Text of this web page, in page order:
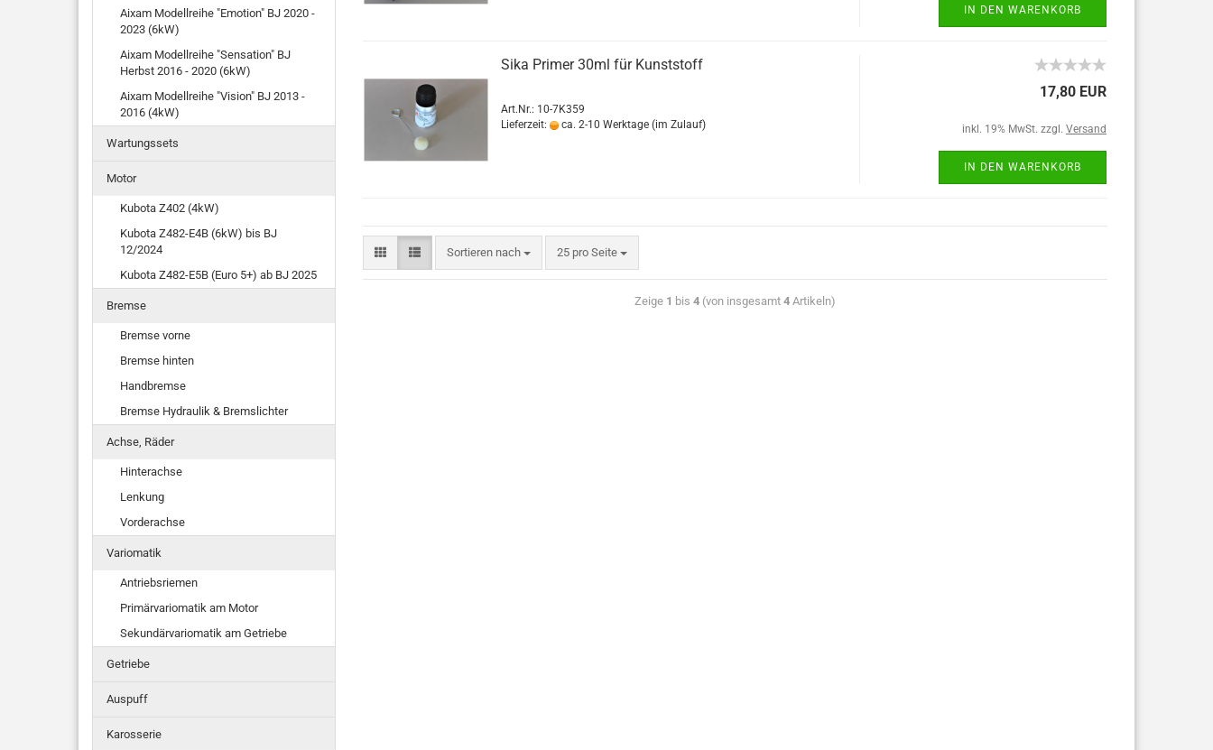
IN DEN WARENKORB
Sika Primer 30ml für Kunststoff
Art.Nr.: 10-7K359
Lieferzeit:
ca. 2-10 Werktage (im Zulauf)
17,80 EUR
inkl. 19% MwSt. zzgl. Versand
IN DEN WARENKORB
Sortieren nach 25 pro Seite
Zeige 1 bis 4 (von insgesamt 4 Artikeln)
Aixam Modellreihe "Emotion" BJ 2020 -
2023 (6kW)
Aixam Modellreihe "Sensation" BJ
Herbst 2016 - 2020 (6kW)
Aixam Modellreihe "Vision" BJ 2013 -
2016 (4kW)
Wartungssets
Motor
Kubota Z402 (4kW)
Kubota Z482-E4B (6kW) bis BJ
12/2024
Kubota Z482-E5B (Euro 5+) ab BJ 2025
Bremse
Bremse vorne
Bremse hinten
Handbremse
Bremse Hydraulik & Bremslichter
Achse, Räder
Hinterachse
Lenkung
Vorderachse
Variomatik
Antriebsriemen
Primärvariomatik am Motor
Sekundärvariomatik am Getriebe
Getriebe
Auspuff
Karosserie